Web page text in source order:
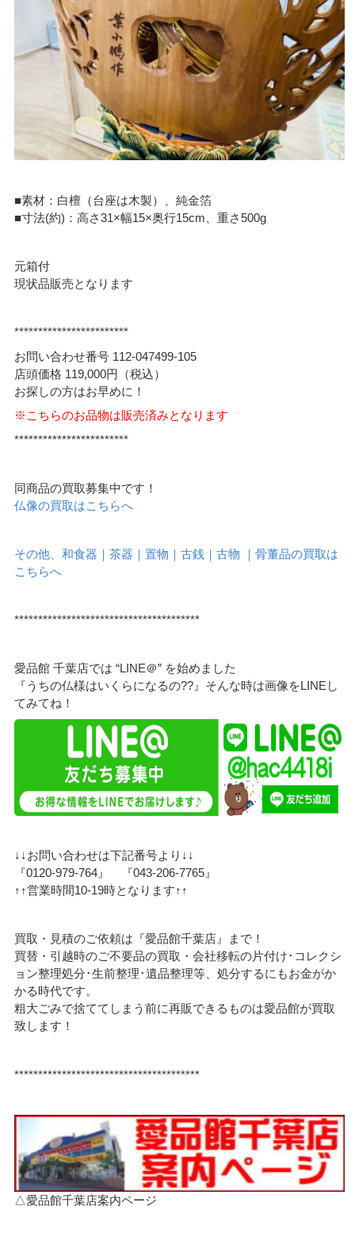
■素材：白檀（台座は木製）、純金箔
■寸法(約)：高さ31×幅15×奥行15cm、重さ500g
元箱付
現状品販売となります
************************
お問い合わせ番号 112-047499-105
店頭価格 119,000円（税込）
お探しの方はお早めに！
※こちらのお品物は販売済みとなります
************************
同商品の買取募集中です！
仏像の買取はこちらへ
その他、和食器｜茶器｜置物｜古銭｜古物 ｜骨董品の買取は
こちらへ
***************************************
愛品館 千葉店では “LINE＠” を始めました
『うちの仏様はいくらになるの??』そんな時は画像をLINEし
てみてね！
↓↓お問い合わせは下記番号より↓↓
『0120-979-764』 『043-206-7765』
↑↑営業時間10-19時となります↑↑
買取・見積のご依頼は『愛品館千葉店』まで！
買替・引越時のご不要品の買取・会社移転の片付け･コレクシ
ョン整理処分･生前整理･遺品整理等、処分するにもお金がか
かる時代です。
粗大ごみで捨ててしまう前に再販できるものは愛品館が買取
致します！
***************************************
△愛品館千葉店案内ページ